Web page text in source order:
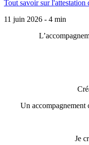
Tout savoir sur
11 juin 2026 - 4 min
Un accompagnement
Je